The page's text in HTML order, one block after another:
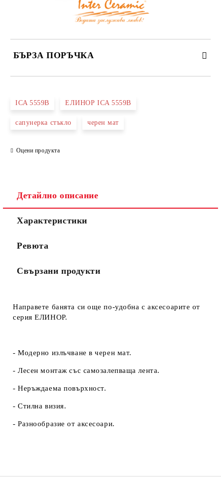
БЪРЗА ПОРЪЧКА
Съгласен съм с
ICA 5559B ЕЛИНОР ICA 5559B
сапунерка стъкло черен мат
Оцени продукта
Детайлно описание
Характеристики
Ревюта
Свързани продукти
Направете банята си още по-удобна с аксесоарите от
серия ЕЛИНОР.
- Модерно излъчване в черен мат.
- Лесен монтаж със самозалепваща лента.
- Неръждаема повърхност.
- Стилна визия.
- Разнообразие от аксесоари.